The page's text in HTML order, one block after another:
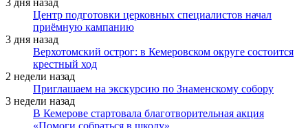
Центр подготовки церковных специалистов начал
приёмную кампанию
3 дня назад
Верхотомский острог: в Кемеровском округе состоится
крестный ход
2 недели назад
Приглашаем на экскурсию по Знаменскому собору
3 недели назад
В Кемерове стартовала благотворительная акция
«Помоги собраться в школу»